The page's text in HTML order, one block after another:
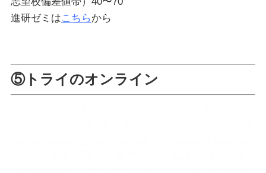
進研ゼミはこちらから
⑤トライのオンライン